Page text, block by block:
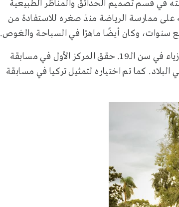
في قسم تصميم الحدائق والمناظر الطبيعية
على ممارسة الرياضة منذ صغره للاستفادة من
سنوات، وكان أيضًا ماهرًا في السباحة والغوص.
خلال فترة دراسته الجامعية، بدأ شاتاي أولوسوي مسيرته كعارض أزياء في سن الـ19. حقق المركز الأول في مسابقة
وهي مسابقة مرموقة في البلاد. كما تم اختياره لتمثيل تركيا في مسابقة